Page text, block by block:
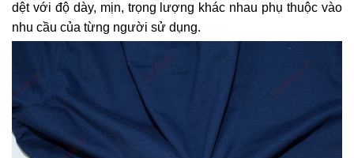
dệt với độ dày, mịn, trọng lượng khác nhau phụ thuộc vào
nhu cầu của từng người sử dụng.